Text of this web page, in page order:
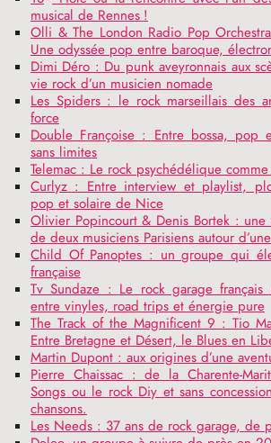
musical de Rennes !
Olli & The London Radio Pop
Une odyssée pop entre baroque,
Dimi Déro : Du punk aveyronnais aux
vie rock d’un musicien nomade
Les Spiders : le rock marseillais des
force
Double Françoise : Entre bossa, pop
sans limites
Telemac : Le rock psychédélique
Curlyz : Entre interview et playlist,
pop et solaire de Nice
Olivier Popincourt & Denis Bortek : une
de deux musiciens Parisiens autour
Child Of Panoptes : un groupe qui
française
Tv Sundaze : Le rock garage
entre vinyles, road trips et énergie pure
The Track of the Magnificent 9 : Tio
Entre Bretagne et Désert, le Blues en
Martin Dupont : aux origines d’une
Pierre Chaissac : de la Charente-
Songs ou le rock Diy et sans
chansons.
Les Needs : 37 ans de rock garage, de